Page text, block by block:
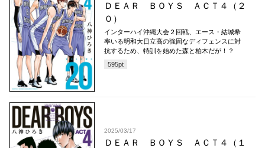
ＤＥＡＲ ＢＯＹＳ ＡＣＴ４（２
０）
インターハイ沖縄大会２回戦、エース・結城希
率いる明和大日立高の強固なディフェンスに対
抗するため、特訓を始めた森と柏木だが！？
595pt
2025/03/17
ＤＥＡＲ ＢＯＹＳ ＡＣＴ４（１